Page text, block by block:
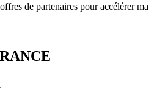
de partenaires pour accélérer ma